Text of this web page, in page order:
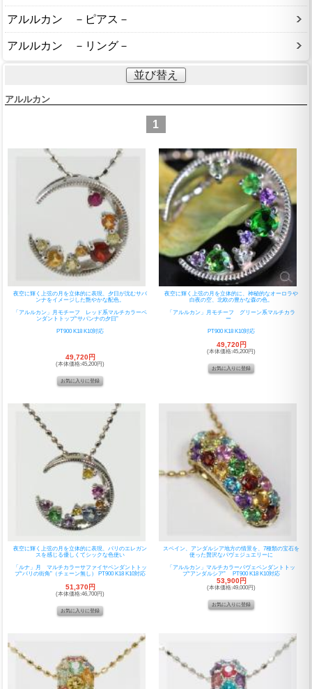
アルルカン －ピアス－
アルルカン －リング－
並び替え
アルルカン
1
夜空に輝く上弦の月を立体的に表現、夕日が沈むサバ
ンナをイメージした艶やかな配色。
「アルルカン」月モチーフ レッド系マルチカラーペ
ンダントトップ“サバンナの夕日”
PT900 K18 K10対応
49,720円
(本体価格:45,200円)
夜空に輝く上弦の月を立体的に、神秘的なオーロラや
白夜の空、北欧の豊かな森の色。
「アルルカン」月モチーフ グリーン系マルチカラ
ー
PT900 K18 K10対応
49,720円
(本体価格:45,200円)
夜空に輝く上弦の月を立体的に表現、パリのエレガン
スを感じる優しくてシックな色使い
「ルナ」月 マルチカラーサファイヤペンダントトッ
プ“パリの街角”（チェーン無し） PT900 K18 K10対応
51,370円
(本体価格:46,700円)
スペイン、アンダルシア地方の情景を、7種類の宝石を
使った贅沢なパヴェジュエリーに
「アルルカン」マルチカラーパヴェペンダントトッ
プ“アンダルシア” PT900 K18 K10対応
53,900円
(本体価格:49,000円)